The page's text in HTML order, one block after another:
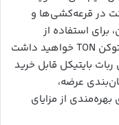
در قرعه‌کشی‌ها و
استفاده از
ایردراپ و تراکنش‌های درون بازی، نیاز به توکن TON خواهید داشت
بایتیکل قابل خرید
عرضه،
از مزایای